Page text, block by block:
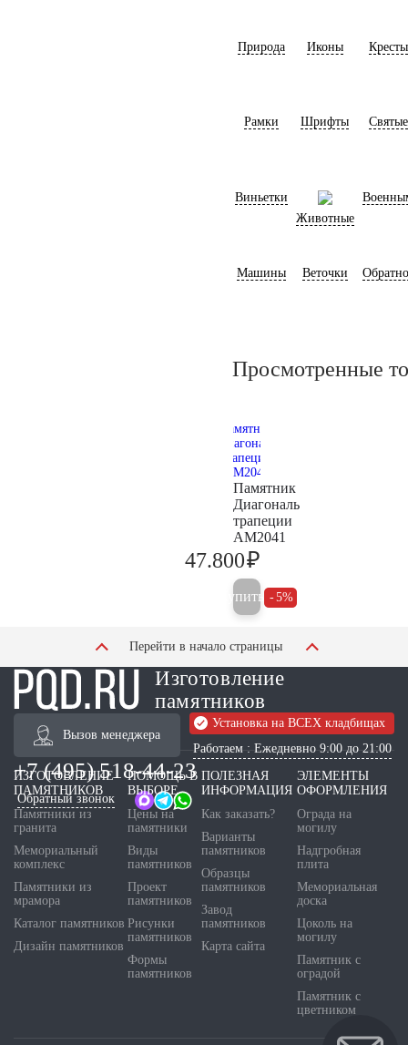
Природа Иконы Кресты
Рамки Шрифты Святые
Виньетки
Животные
Машины Веточки
Просмотренные
Памятник
Диагональ
трапеции
AM2041
47.800₽
Купить 5%
Перейти в начало страницы
Изготовление
памятников
Вызов менеджера
Установка на ВСЕХ кладбищах
Работаем : Ежедневно 9:00 до 21:00
+7 (495) 518-44-23
Обратный звонок
ИЗГОТОВЛЕНИЕ
ПАМЯТНИКОВ
Памятники из
гранита
Мемориальный
комплекс
Памятники из
мрамора
Каталог памятников
Дизайн памятников
ПОМОЩЬ В
ВЫБОРЕ
Цены на
памятники
Виды
памятников
Проект
памятников
Рисунки
памятников
Формы
памятников
ПОЛЕЗНАЯ
ИНФОРМАЦИЯ
Как заказать?
Варианты
памятников
Образцы
памятников
Завод
памятников
Карта сайта
ЭЛЕМЕНТЫ
ОФОРМЛЕНИЯ
Ограда на
могилу
Надгробная
плита
Мемориальная
доска
Цоколь на
могилу
Памятник с
оградой
Памятник с
цветником